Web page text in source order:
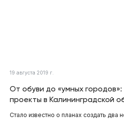
19 августа 2019 г.
От обуви до «умных
проекты в Калининградской
Стало известно о планах создать два